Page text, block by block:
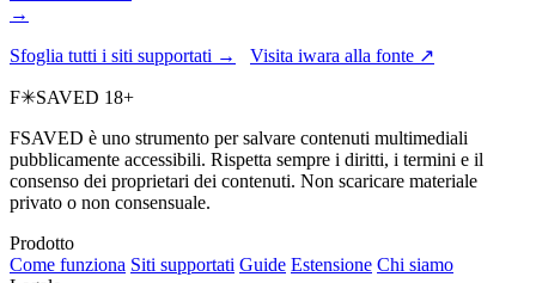
→
Sfoglia tutti i siti supportati → Visita iwara alla fonte ↗
F✳SAVED 18+
FSAVED è uno strumento per salvare contenuti multimediali
pubblicamente accessibili. Rispetta sempre i diritti, i termini e il
consenso dei proprietari dei contenuti. Non scaricare materiale
privato o non consensuale.
Prodotto
Come funziona Siti supportati Guide Estensione Chi siamo